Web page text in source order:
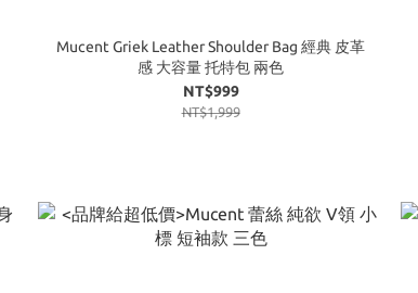
Mucent Griek Leather Shoulder Bag 經典 皮革
感 大容量 托特包 兩色
NT$999
NT$1,999